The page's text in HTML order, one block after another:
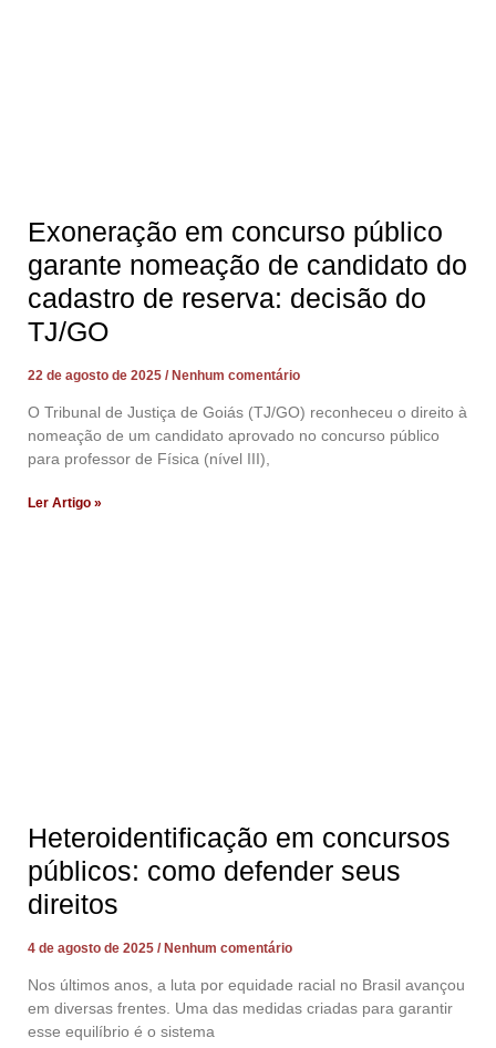
Exoneração em concurso público
garante nomeação de candidato do
cadastro de reserva: decisão do
TJ/GO
22 de agosto de 2025 Nenhum comentário
O Tribunal de Justiça de Goiás (TJ/GO) reconheceu o direito à
nomeação de um candidato aprovado no concurso público
para professor de Física (nível III),
Ler Artigo »
Heteroidentificação em concursos
públicos: como defender seus
direitos
4 de agosto de 2025 Nenhum comentário
Nos últimos anos, a luta por equidade racial no Brasil avançou
em diversas frentes. Uma das medidas criadas para garantir
esse equilíbrio é o sistema